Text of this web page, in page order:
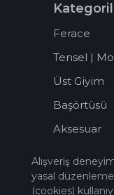
Alışveriş
yasal
(cookies)
Ferace
Tensel |
Üst Giyim
Başörtüsü
Aksesuar